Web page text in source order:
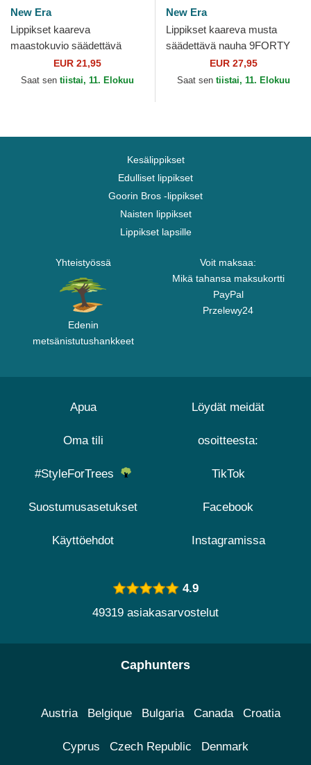
New Era
Lippikset kaareva
maastokuvio säädettävä
nauha lapsille 9FORTY
League Essential New York
EUR 21,95
Saat sen tiistai, 11. Elokuu
New Era
Lippikset kaareva musta
säädettävä nauha 9FORTY
Tonal Icon New York
Yankees MLB New Era
EUR 27,95
Saat sen tiistai, 11. Elokuu
Kesälippikset
Edulliset lippikset
Goorin Bros -lippikset
Naisten lippikset
Lippikset lapsille
Yhteistyössä
Edenin
metsänistutushankkeet
Voit maksaa:
Mikä tahansa maksukortti
PayPal
Przelewy24
Apua
Oma tili
#StyleForTrees
Suostumusasetukset
Käyttöehdot
Löydät meidät
osoitteesta:
TikTok
Facebook
Instagramissa
4.9
49319 asiakasarvostelut
Caphunters
Austria Belgique Bulgaria Canada Croatia
Cyprus Czech Republic Denmark